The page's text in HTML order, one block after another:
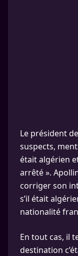
Le président
suspects,
était algérien
arrêté ».
corriger son
s’il était
nationalité
En tout cas, il
destination